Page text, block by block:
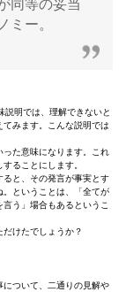
同等の妥当
ミー。
説明では、理解できないと
みます。こんな説明では
った意味になります。これ
ることにします。
ると、その発言が事実とす
。ということは、「全てが
う」場合もあるというこ
けたでしょうか？
について、二通りの見解や